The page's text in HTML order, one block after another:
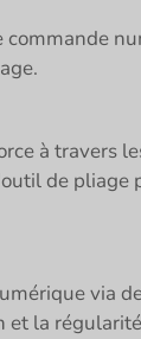
à travers
de pliage
via
et la